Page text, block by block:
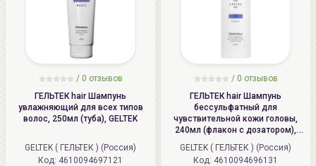
/ 0 отзывов
ГЕЛЬТЕК hair Шампунь
увлажняющий для всех типов
волос, 250мл (туба), GELTEK
GELTEK ( ГЕЛЬТЕК ) (Россия)
Код: 4610094697121
/ 0 отзывов
ГЕЛЬТЕК hair Шампунь
бессульфатный для
чувствительной кожи головы,
240мл (флакон с дозатором),
GELTEK ( ГЕЛЬТЕК ) (Россия)
Код: 4610094696131